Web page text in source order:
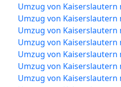
Umzug von Kaiserslautern
Umzug von Kaiserslautern
Umzug von Kaiserslautern
Umzug von Kaiserslautern
Umzug von Kaiserslautern
Umzug von Kaiserslautern
Umzug von Kaiserslautern